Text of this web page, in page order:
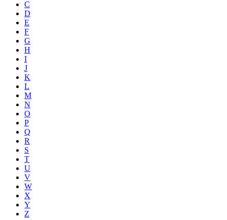
C
D
E
F
G
H
I
J
K
L
M
N
O
P
Q
R
S
T
U
V
W
X
Y
Z